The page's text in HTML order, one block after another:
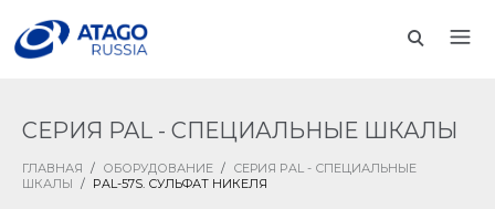
СЕРИЯ PAL - СПЕЦИАЛЬНЫЕ ШКАЛЫ
ГЛАВНАЯ / ОБОРУДОВАНИЕ / СЕРИЯ PAL - СПЕЦИАЛЬНЫЕ
ШКАЛЫ / PAL-57S. СУЛЬФАТ НИКЕЛЯ